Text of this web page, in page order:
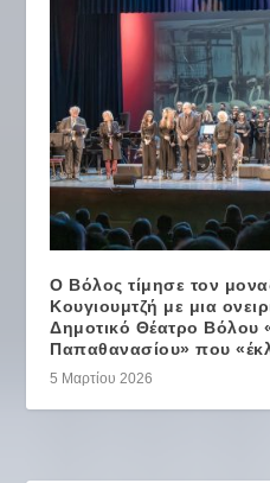
Ο Βόλος τίμησε τον
Κουγιουμτζή με μια
Δημοτικό Θέατρο Βόλου
Παπαθανασίου» που
5 Μαρτίου 2026